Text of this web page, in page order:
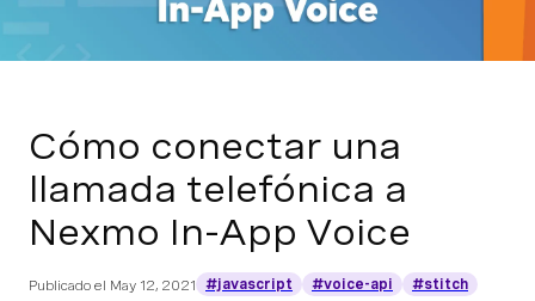
Cómo conectar una
llamada telefónica a
Nexmo In-App Voice
Publicado el May 12, 2021 #javascript #voice-api
#stitch